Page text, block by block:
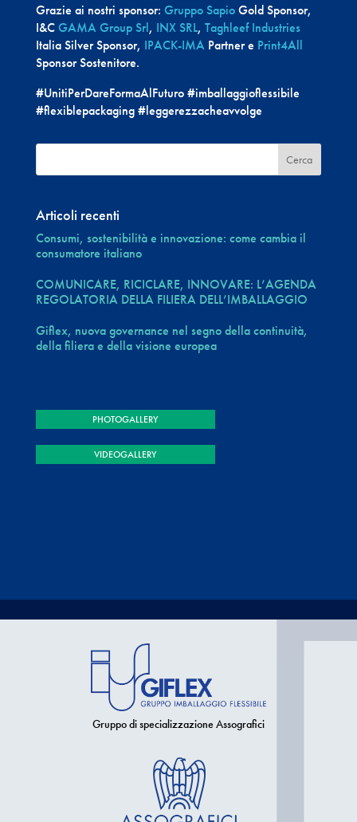
Grazie ai nostri sponsor: Gruppo SapioGold Sponsor,
I&CGAMA Group Srl, INX SRL, Taghleef Industries
Italia Silver Sponsor, IPACK-IMAPartner e Print4All
Sponsor Sostenitore.
#UnitiPerDareFormaAlFuturo #imballaggioflessibile
#flexiblepackaging #leggerezzacheavvolge
Articoli recenti
Consumi, sostenibilità e innovazione: come cambia il
consumatore italiano
COMUNICARE, RICICLARE, INNOVARE: L’AGENDA
REGOLATORIA DELLA FILIERA DELL’IMBALLAGGIO
Giflex, nuova governance nel segno della continuità,
della filiera e della visione europea
PHOTOGALLERY
VIDEOGALLERY
Gruppo di specializzazione Assografici